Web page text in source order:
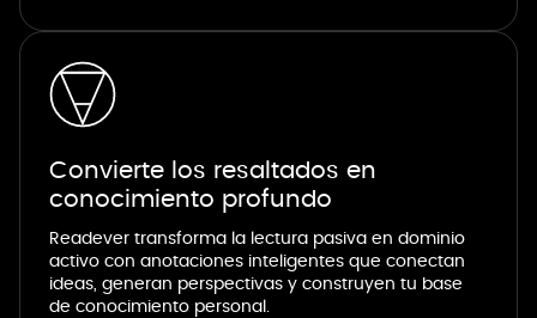
Convierte los resaltados en
conocimiento profundo
Readever transforma la lectura pasiva en dominio
activo con anotaciones inteligentes que conectan
ideas, generan perspectivas y construyen tu base
de conocimiento personal.